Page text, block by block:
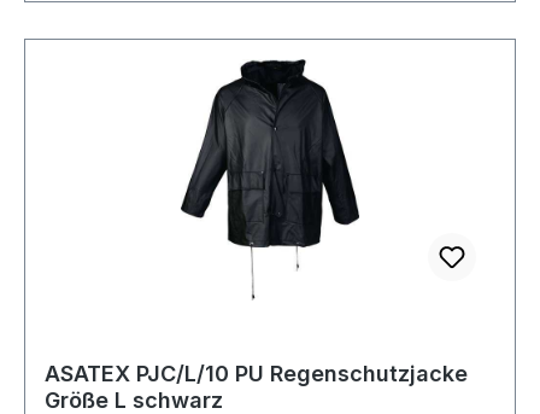
ASATEX PJC/L/10 PU Regenschutzjacke
Größe L schwarz